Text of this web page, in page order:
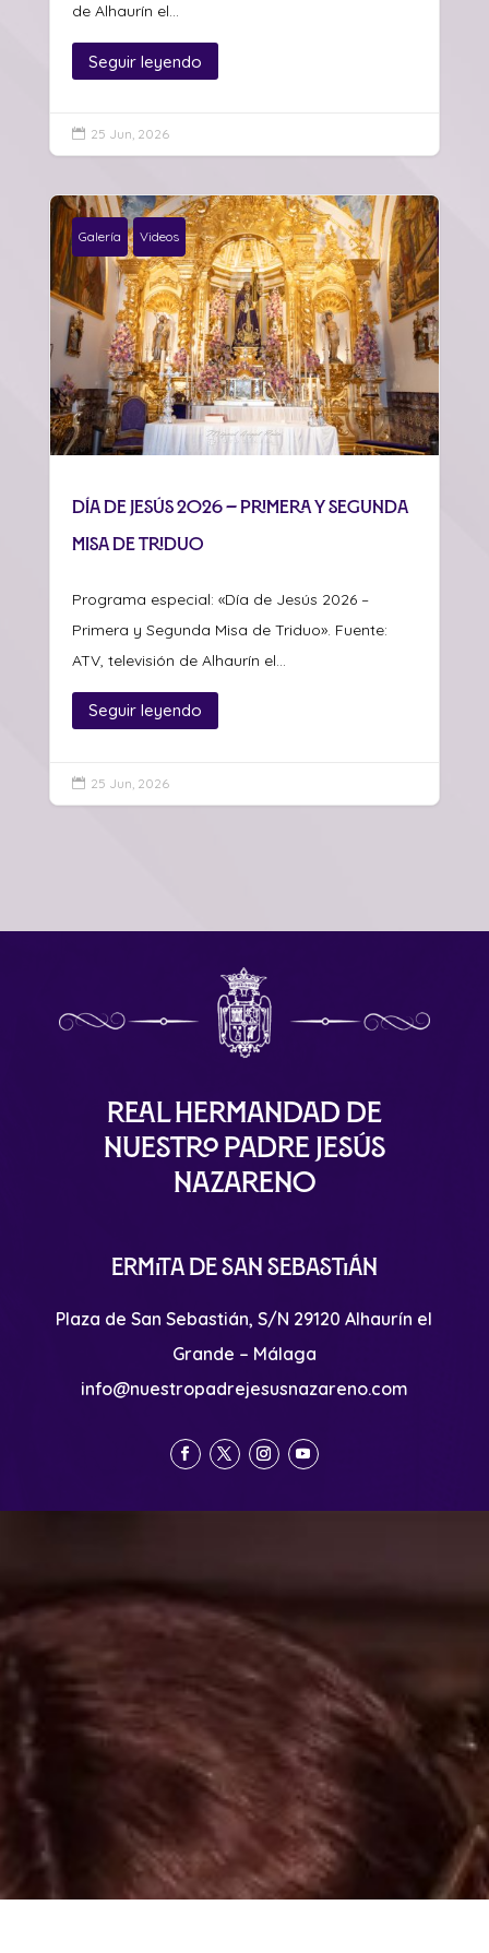
de Alhaurín el...
Seguir leyendo
 25 Jun, 2026
Galería Videos
Día de Jesús 2026 – Primera y Segunda
Misa de Triduo
Programa especial: «Día de Jesús 2026 –
Primera y Segunda Misa de Triduo». Fuente:
ATV, televisión de Alhaurín el...
Seguir leyendo
 25 Jun, 2026
Real Hermandad de
Nuestro Padre Jesús
Nazareno
Ermita de San Sebastián
Plaza de San Sebastián, S/N 29120 Alhaurín el
Grande – Málaga
info@nuestropadrejesusnazareno.com